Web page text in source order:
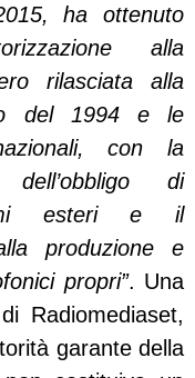
ha ottenuto
alla
rilasciata alla
del 1994 e le
con la
dell’obbligo di
esteri e il
produzione e
propri”. Una
Radiomediaset,
garante della